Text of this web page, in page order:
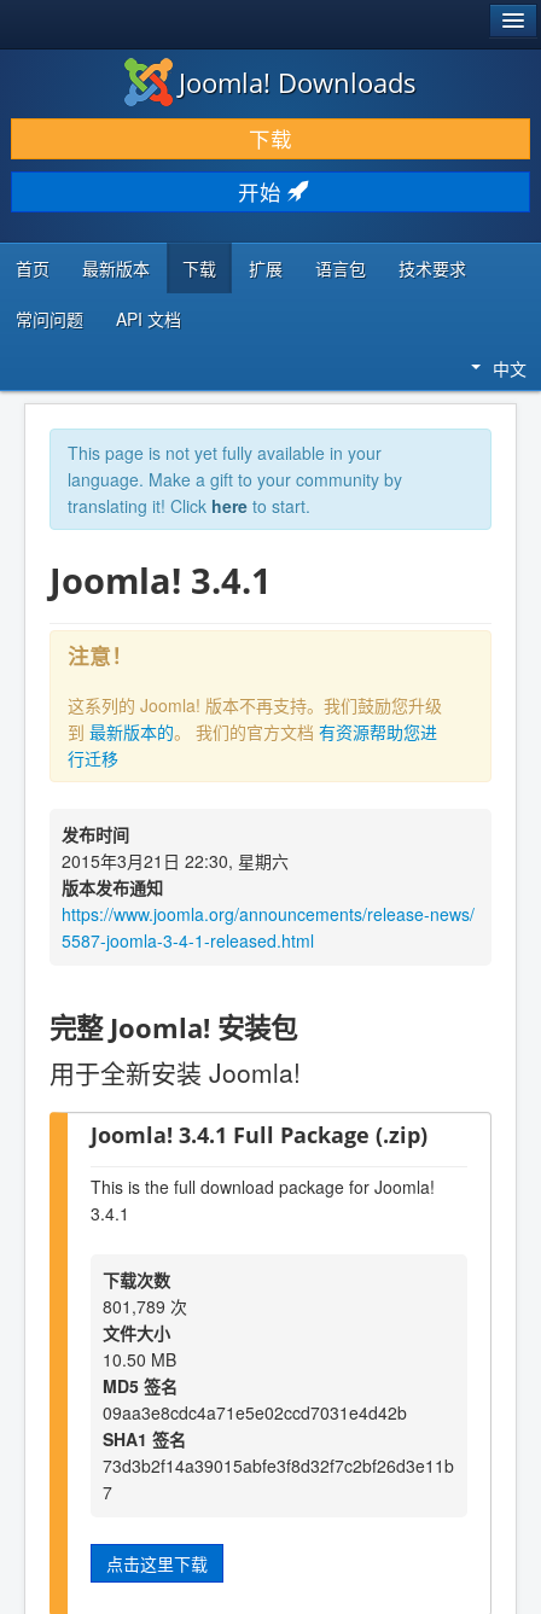
下载 & 扩展
发现 & 学习
社区 & 支持
开发者资源
Joomla! Downloads
下载
开始
首页 最新版本 下载 扩展 语言包 技术要求
常问问题 API 文档
中文
This page is not yet fully available in your
language. Make a gift to your community by
translating it! Click here to start.
Joomla! 3.4.1
注意！
这系列的 Joomla! 版本不再支持。我们鼓励您升级
到 最新版本的。 我们的官方文档 有资源帮助您进
行迁移
发布时间
2015年3月21日 22:30, 星期六
版本发布通知
https://www.joomla.org/announcements/release-news/
5587-joomla-3-4-1-released.html
完整 Joomla! 安装包
用于全新安装 Joomla!
Joomla! 3.4.1 Full Package (.zip)
This is the full download package for Joomla!
3.4.1
下载次数
801,789 次
文件大小
10.50 MB
MD5 签名
09aa3e8cdc4a71e5e02ccd7031e4d42b
SHA1 签名
73d3b2f14a39015abfe3f8d32f7c2bf26d3e11b
7
点击这里下载